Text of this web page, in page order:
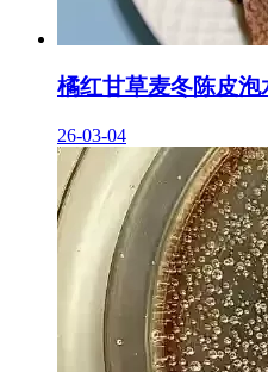
橘红甘草麦冬陈皮泡
26-03-04